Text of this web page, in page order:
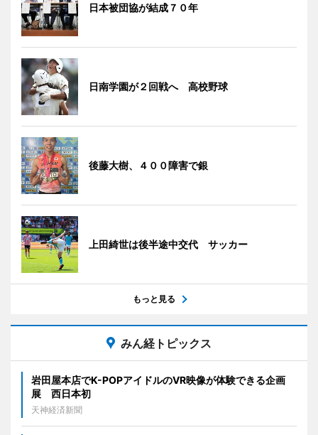
日本被団協が結成７０年
日南学園が２回戦へ 高校野球
後藤大樹、４００障害で銀
上田綺世は後半途中交代 サッカー
もっと見る
みん経トピックス
岩田屋本店でK-POPアイドルのVR映像が体験できる企画
展 西日本初
天神経済新聞